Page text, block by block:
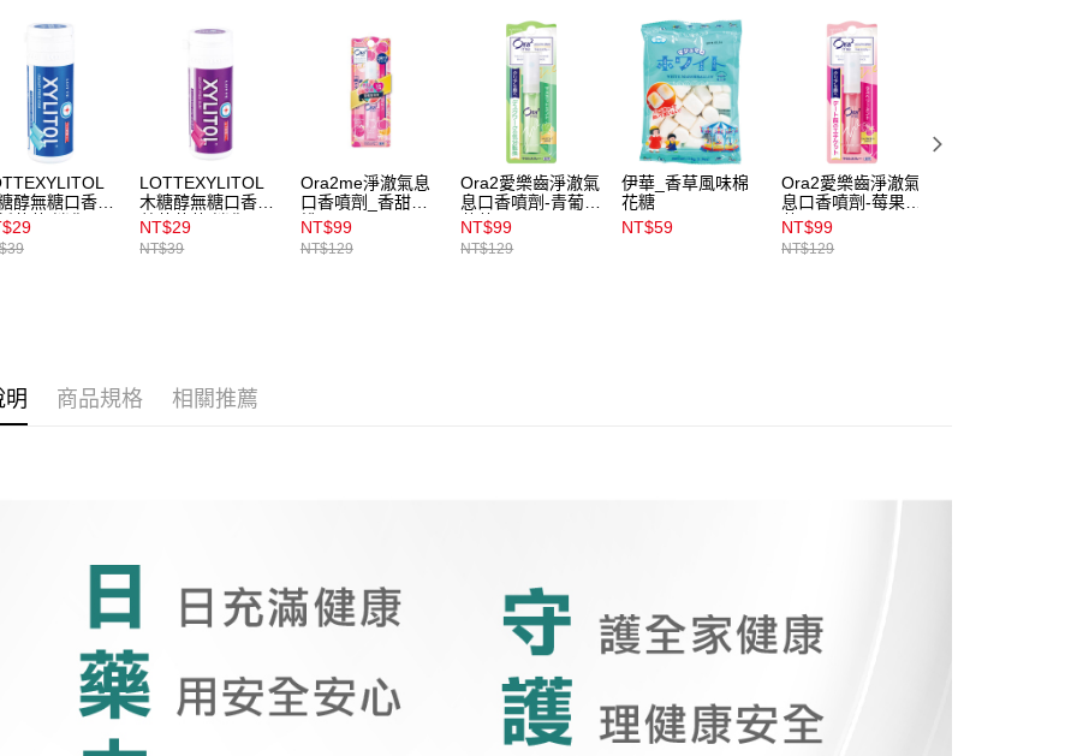
資料（包含姓名、電話或地址）提供予台灣大哥大進項蒐集、處理及利
用，由本公司與您本人進行分期帳單所需資料之確認、核對及更正。
3.完整用戶服務條款，請詳閱以下連結：https://oppay.tw/userRule
每筆NT$100，滿NT$899(含以上)免運費
宅配(離島)
每筆NT$300，滿NT$3,000(含以上)免運費
付款後門市自取
每筆NT$100，滿NT$399(含以上)免運費
醇無糖口香糖-
薄荷(迷你
LOTTEXYLITOL
木糖醇無糖口香糖-
藍莓薄荷(迷你
瓶)26.1g
NT$29
NT$39
Ora2me淨澈氣息
口香噴劑_香甜蜜
桃
NT$99
NT$129
Ora2愛樂齒淨澈氣
息口香噴劑-青葡萄
薄荷6ml
NT$99
NT$129
伊華_香草風味棉
花糖
NT$59
Ora2愛樂齒淨澈氣
息口香噴劑-莓果薄
荷6ml
NT$99
NT$129
明 商品規格 相關推薦